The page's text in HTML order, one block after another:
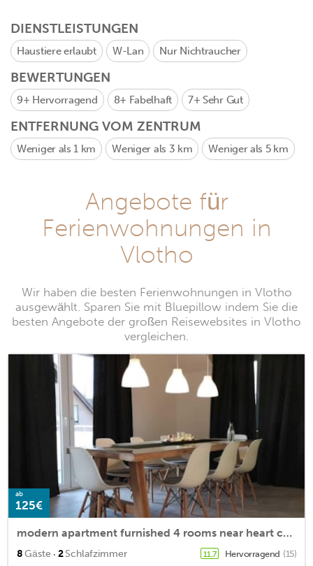
DIENSTLEISTUNGEN
Haustiere erlaubt W-Lan Nur Nichtraucher
BEWERTUNGEN
9+ Hervorragend 8+ Fabelhaft 7+ Sehr Gut
ENTFERNUNG VOM ZENTRUM
Weniger als 1 km Weniger als 3 km Weniger als 5 km
Angebote für
Ferienwohnungen in
Vlotho
Wir haben die besten Ferienwohnungen in Vlotho
ausgewählt. Sparen Sie mit Bluepillow indem Sie die
besten Angebote der großen Reisewebsites in Vlotho
vergleichen.
ab
125€
modern apartment furnished 4 rooms near heart center
8Gäste · 2Schlafzimmer 11,7 Hervorragend (15)